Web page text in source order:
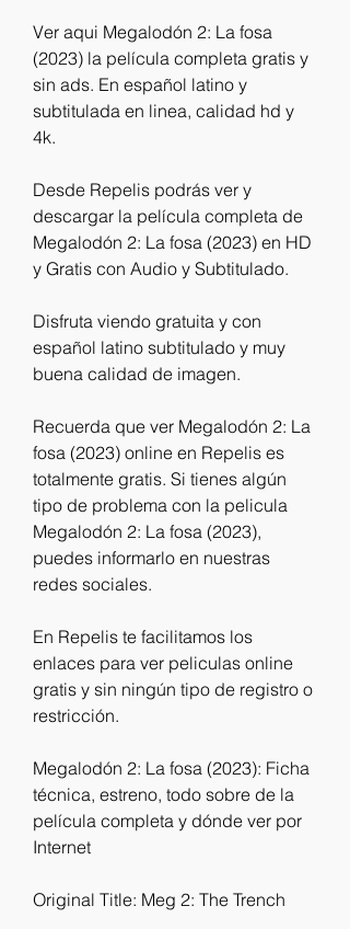
Ver aqui Megalodón 2: La fosa
(2023) la película completa gratis y
sin ads. En español latino y
subtitulada en linea, calidad hd y
4k.
Desde Repelis podrás ver y
descargar la película completa de
Megalodón 2: La fosa (2023) en HD
y Gratis con Audio y Subtitulado.
Disfruta viendo gratuita y con
español latino subtitulado y muy
buena calidad de imagen.
Recuerda que ver Megalodón 2: La
fosa (2023) online en Repelis es
totalmente gratis. Si tienes algún
tipo de problema con la pelicula
Megalodón 2: La fosa (2023),
puedes informarlo en nuestras
redes sociales.
En Repelis te facilitamos los
enlaces para ver peliculas online
gratis y sin ningún tipo de registro o
restricción.
Megalodón 2: La fosa (2023): Ficha
técnica, estreno, todo sobre de la
película completa y dónde ver por
Internet
Original Title: Meg 2: The Trench